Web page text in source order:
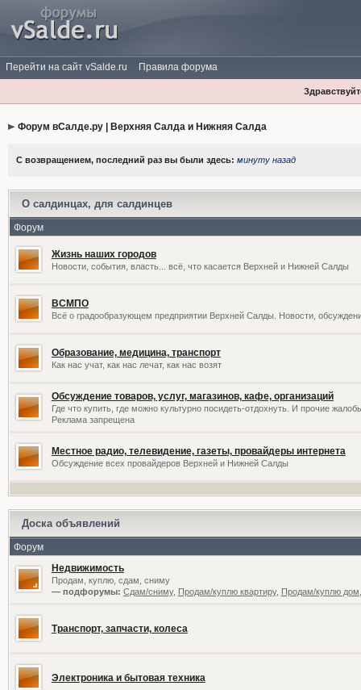
Перейти на сайт vSalde.ru Правила форума
Форум вСалде.ру | Верхняя Салда и Нижняя Салда
С возвращением, последний раз вы были здесь: минуту назад
О салдинцах, для салдинцев
Форум
Жизнь наших городов
Новости, события, власть... всё, что касается Верхней и Нижней Салды
ВСМПО
Всё о градообразующем предприятии Верхней Салды. Новости,
Образование, медицина, транспорт
Как нас учат, как нас лечат, как нас возят
Обсуждение товаров, услуг, магазинов, кафе, организаций
Где что купить, где можно культурно посидеть-отдохнуть. И прочие
Реклама запрещена
Местное радио, телевидение, газеты, провайдеры интернета
Обсуждение всех провайдеров Верхней и Нижней Салды
Доска объявлений
Форум
Недвижимость
Продам, куплю, сдам, сниму
— подфорумы: Сдам/сниму, Продам/куплю квартиру, Продам/куплю
Транспорт, запчасти, колеса
Электроника и бытовая техника